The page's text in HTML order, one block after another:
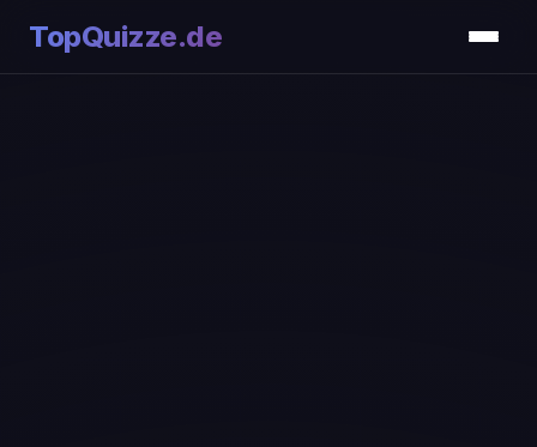
TopQuizze.de